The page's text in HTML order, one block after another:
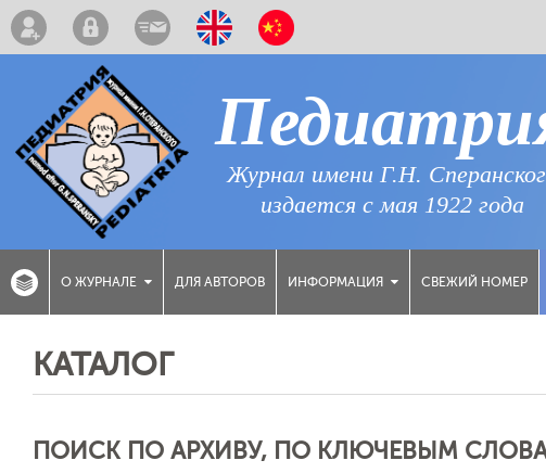
Журнал имени Г.Н.
издается с мая 1922 года
О ЖУРНАЛЕ ДЛЯ АВТОРОВ ИНФОРМАЦИЯ СВЕЖИЙ НОМЕР
КАТАЛОГ
ПОИСК ПО АРХИВУ, ПО КЛЮЧЕВЫМ